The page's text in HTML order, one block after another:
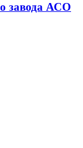
завода АСО